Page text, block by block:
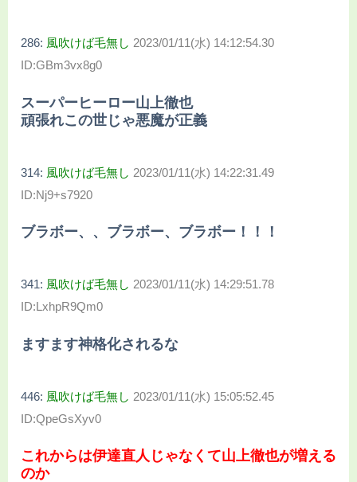
286: 風吹けば毛無し 2023/01/11(水) 14:12:54.30
ID:GBm3vx8g0
スーパーヒーロー山上徹也
頑張れこの世じゃ悪魔が正義
314: 風吹けば毛無し 2023/01/11(水) 14:22:31.49
ID:Nj9+s7920
ブラボー、、ブラボー、ブラボー！！！
341: 風吹けば毛無し 2023/01/11(水) 14:29:51.78
ID:LxhpR9Qm0
ますます神格化されるな
446: 風吹けば毛無し 2023/01/11(水) 15:05:52.45
ID:QpeGsXyv0
これからは伊達直人じゃなくて山上徹也が増える
のか